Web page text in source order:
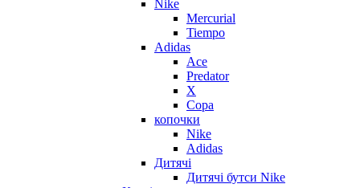
Nike
Mercurial
Tiempo
Adidas
Ace
Predator
X
Copa
копочки
Nike
Adidas
Дитячі
Дитячі бутси Nike